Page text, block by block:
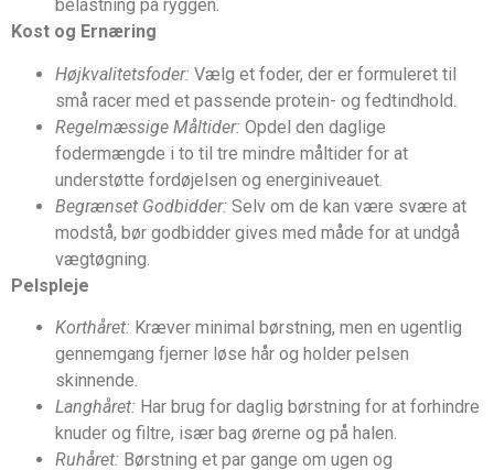
belastning på ryggen.
Kost og Ernæring
Højkvalitetsfoder: Vælg et foder, der er formuleret til
små racer med et passende protein- og fedtindhold.
Regelmæssige Måltider: Opdel den daglige
fodermængde i to til tre mindre måltider for at
understøtte fordøjelsen og energiniveauet.
Begrænset Godbidder: Selv om de kan være svære at
modstå, bør godbidder gives med måde for at undgå
vægtøgning.
Pelspleje
Korthåret: Kræver minimal børstning, men en ugentlig
gennemgang fjerner løse hår og holder pelsen
skinnende.
Langhåret: Har brug for daglig børstning for at forhindre
knuder og filtre, især bag ørerne og på halen.
Ruhåret: Børstning et par gange om ugen og